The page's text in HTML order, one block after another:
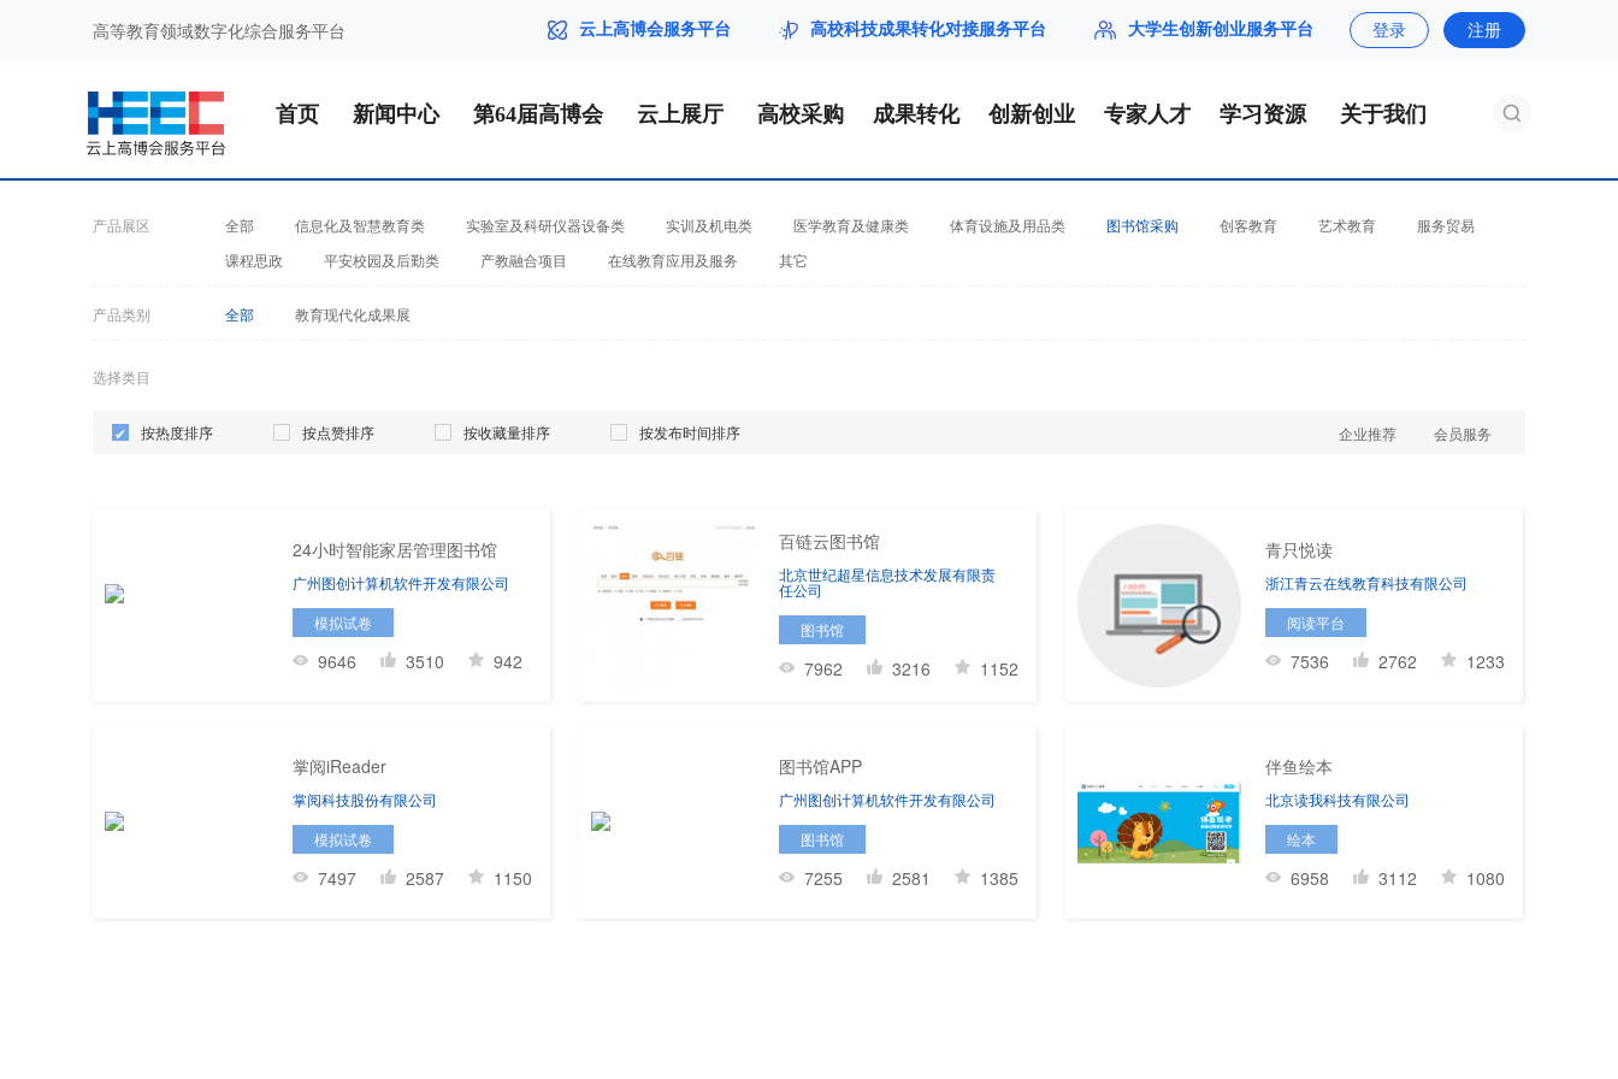
高等教育领域数字化综合服务平台 云上高博会服务平台 高校科技成果转化对接服务平台 大学生创新创业服务平台 登录 注册
首页 新闻中心 第64届高博会 云上展厅 高校采购 成果转化 创新创业 专家人才 学习资源 关于我们
产品展区 全部 信息化及智慧教育类 实验室及科研仪器设备类 实训及机电类 医学教育及健康类 体育设施及用品类 图书馆采购 创客教育 艺术教育
服务贸易
课程思政
平安校园及后勤类 产教融合项目 在线教育应用及服务 其它
产品类别 全部 教育现代化成果展
选择类目
按热度排序 按点赞排序 按收藏量排序 按发布时间排序 企业推荐 会员服务
24小时智能家居管理图书馆
广州图创计算机软件开发有限公司
模拟试卷
9646 3510 942
百链云图书馆
北京世纪超星信息技术发展有限责
任公司
图书馆
7962 3216 1152
青只悦读
浙江青云在线教育科技有限公司
阅读平台
7536 2762 1233
掌阅iReader
掌阅科技股份有限公司
模拟试卷
7497 2587 1150
图书馆APP
广州图创计算机软件开发有限公司
图书馆
7255 2581 1385
伴鱼绘本
北京读我科技有限公司
绘本
6958 3112 1080